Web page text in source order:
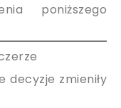
poniższego
decyzje zmieniły